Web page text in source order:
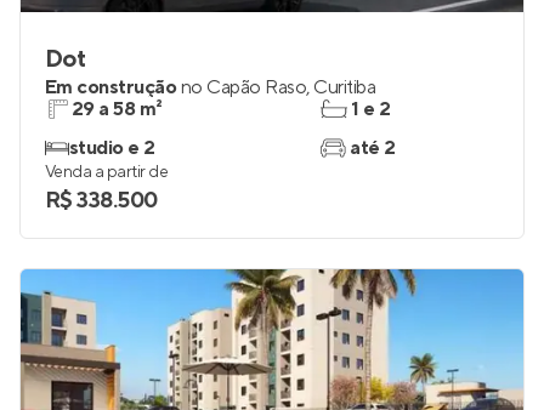
Dot
Em construçãono Capão Raso, Curitiba
29 a 58 m²
studio e 2
1 e 2
até 2
Venda a partir de
R$ 338.500